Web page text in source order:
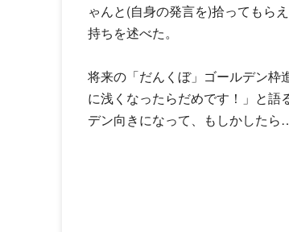
ゃんと(自身の発言を)拾ってもら
持ちを述べた。
将来の「だんくぼ」ゴールデン枠
に浅くなったらだめです！」と
デン向きになって、もしかしたら